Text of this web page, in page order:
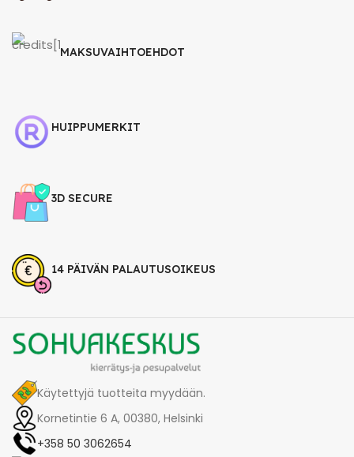
MAKSUVAIHTOEHDOT
HUIPPUMERKIT
3D SECURE
14 PÄIVÄN PALAUTUSOIKEUS
Käytettyjä tuotteita myydään.
Kornetintie 6 A, 00380, Helsinki
+358 50 3062654